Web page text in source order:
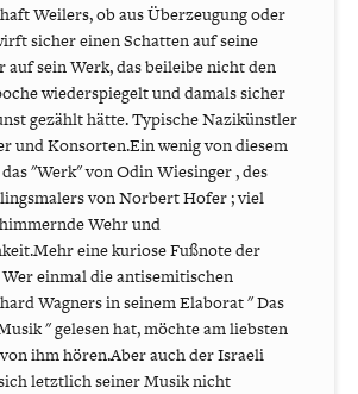
Weilers, ob aus Überzeugung oder
sicher einen Schatten auf seine
auf sein Werk, das beileibe nicht den
wiederspiegelt und damals sicher
gezählt hätte. Typische Nazikünstler
und Konsorten.Ein wenig von diesem
"Werk" von Odin Wiesinger , des
von Norbert Hofer ; viel
Wehr und
eine kuriose Fußnote der
einmal die antisemitischen
Wagners in seinem Elaborat " Das
" gelesen hat, möchte am liebsten
ihm hören.Aber auch der Israeli
letztlich seiner Musik nicht